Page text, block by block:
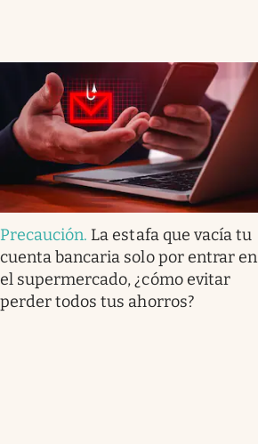
Precaución. La estafa que vacía tu
cuenta bancaria solo por entrar en
el supermercado, ¿cómo evitar
perder todos tus ahorros?